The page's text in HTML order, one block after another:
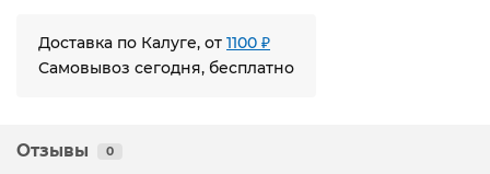
Доставка по Калуге, от 1100 ₽
Самовывоз сегодня, бесплатно
Отзывы 0